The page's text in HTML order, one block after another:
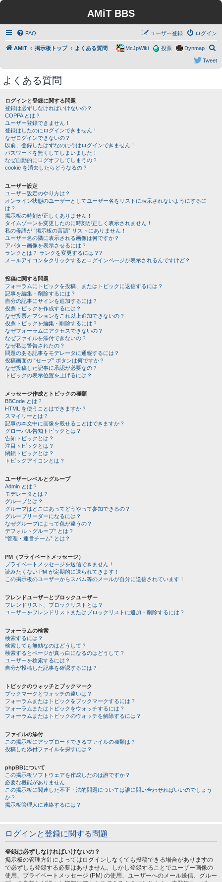
AMiT BBS
FAQ ログイン
ユーザー登録
AMiT 掲示板トップ よくある質問
索
Dynmap
投票
McJpWiki
Tweet
よくある質問
ログインと登録に関する問題
登録は必ずしなければいけないの？
COPPA とは？
ユーザー登録できません！
登録はしたのにログインできません！
なぜログインできないの？
以前、登録したはずなのに今はログインできません！
パスワードを無くしてしまいました！
なぜ自動的にログオフしてしまうの？
cookie を消去したらどうなるの？
ユーザー設定
ユーザー設定のやり方は？
オンライン状態のユーザーとしてユーザー名をリストに表示されないようにするに
は？
掲示板の時刻が正しくありません！
タイムゾーンを変更したのに時刻が正しく表示されません！
私の母語が “掲示板の言語” リストにありません！
ユーザー名の隣に表示される画像は何ですか？
アバター画像を表示させるには？
ランクとは？ ランクを変更するには？?
メールアイコンをクリックするとログインページが表示されるんですけど？
投稿に関する問題
フォーラムにトピックを投稿、またはトピックに返信するには？
記事を編集・削除するには？
自分の記事にサインを追加するには？
投票トピックを作成するには？
なぜ投票オプションをこれ以上追加できないの？
投票トピックを編集・削除するには？
なぜフォーラムにアクセスできないの？
なぜファイルを添付できないの？
なぜ私は警告されたの？
問題のある記事をモデレータに通報するには？
投稿画面の “セーブ” ボタンは何ですか？
なぜ投稿した記事に承認が必要なの？
トピックの表示位置を上げるには？
メッセージ作成とトピックの種類
BBCode とは？
HTML を使うことはできますか？
スマイリーとは？
記事の本文中に画像を載せることはできますか？
グローバル告知トピックとは？
告知トピックとは？
注目トピックとは？
閉鎖トピックとは？
トピックアイコンとは？
ユーザーレベルとグループ
Admin とは？
モデレータとは？
グループとは？
グループはどこにあってどうやって参加できるの？
グループリーダーになるには？
なぜグループによって色が違うの？
デフォルトグループ” とは？
“管理・運営チーム” とは？
PM（プライベートメッセージ）
プライベートメッセージを送信できません！
読みたくない PM が定期的に送られてきます！
この掲示板のユーザーからスパム等のメールが自分に送信されています！
フレンドユーザーとブロックユーザー
フレンドリスト、ブロックリストとは？
ユーザーをフレンドリストまたはブロックリストに追加・削除するには？
フォーラムの検索
検索するには？
検索しても無効なのはどうして？
検索するとページが真っ白になるのはどうして？
ユーザーを検索するには？
自分が投稿した記事を確認するには？
トピックのウォッチとブックマーク
ブックマークとウォッチの違いは？
フォーラムまたはトピックをブックマークするには？
フォーラムまたはトピックをウォッチするには？
フォーラムまたはトピックのウォッチを解除するには？
ファイルの添付
この掲示板にアップロードできるファイルの種類は？
投稿した添付ファイルを探すには？
phpBBについて
この掲示板ソフトウェアを作成したのは誰ですか？
必要な機能がありません
この掲示板に関連した不正・法的問題については誰に問い合わせればいいのでしょう
か？
掲示板管理人に連絡するには？
ログインと登録に関する問題
登録は必ずしなければいけないの？
掲示板の管理方針によってはログインしなくても投稿できる場合がありますの
で必ずしも登録する必要はありません。しかし登録することでユーザー画像の
使用、プライベートメッセージ (PM) の使用、ユーザーへのメール送信、グルー